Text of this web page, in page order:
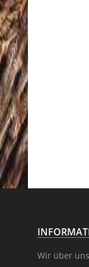
Wir über uns